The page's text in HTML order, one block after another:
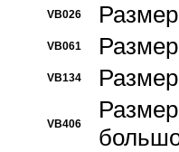
VB026
VB061
VB134
VB406